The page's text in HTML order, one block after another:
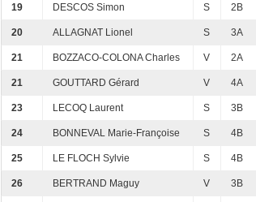
19 DESCOS Simon S 2B
20 ALLAGNAT Lionel S 3A
21 BOZZACO-COLONA Charles V 2A
21 GOUTTARD Gérard V 4A
23 LECOQ Laurent S 3B
24 BONNEVAL Marie-Françoise S 4B
25 LE FLOCH Sylvie S 4B
26 BERTRAND Maguy V 3B